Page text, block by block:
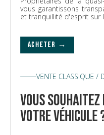
vous garantissons
et tranquillité d'esprit sur
ACHETER →
VENTE CLASSIQUE /
vous
votre véhicule